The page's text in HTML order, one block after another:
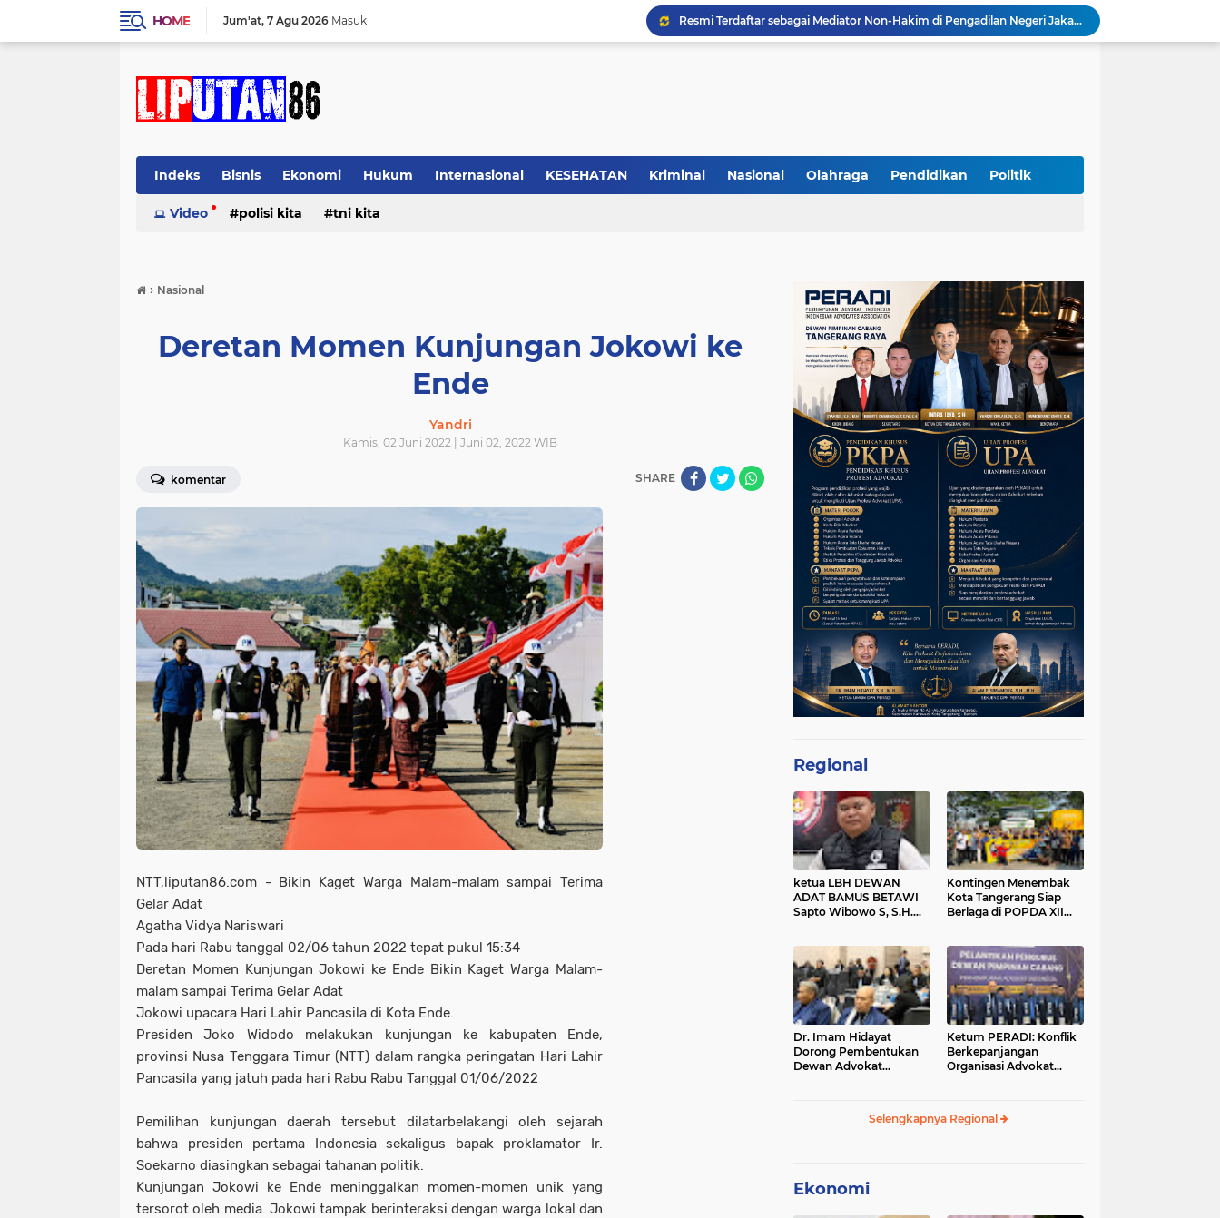
HOME Jum'at 7 Agu 2026 Masuk
Resmi Terdaftar sebagai Mediator Non-Hakim di Pengadilan Negeri Jakarta Selatan, Yandri, S.H. Siap Mengedepankan Keadilan Melalui Jalur Perdamaian
Yandri SH Kawal APDESI di Gugatan PSN PIK 2, Tegaskan Komitmen pada Supremasi Hukum
ketua LBH DEWAN ADAT BAMUS BETAWI Sapto Wibowo S, S.H. Jalih Pitoeng Salah Alamat Mengenai Statement di Media
Indeks Bisnis Ekonomi Hukum Internasional KESEHATAN Kriminal Nasional Olahraga Pendidikan Politik
Video polisi kita tni kita
› Nasional
Deretan Momen Kunjungan Jokowi ke
Ende
Yandri
Kamis, 02 Juni 2022 | Juni 02, 2022 WIB
komentar SHARE
NTT,liputan86.com - Bikin Kaget Warga Malam-malam sampai Terima
Gelar Adat
Agatha Vidya Nariswari
Pada hari Rabu tanggal 02/06 tahun 2022 tepat pukul 15:34
Deretan Momen Kunjungan Jokowi ke Ende Bikin Kaget Warga Malam-
malam sampai Terima Gelar Adat
Jokowi upacara Hari Lahir Pancasila di Kota Ende.
Presiden Joko Widodo melakukan kunjungan ke kabupaten Ende,
provinsi Nusa Tenggara Timur (NTT) dalam rangka peringatan Hari Lahir
Pancasila yang jatuh pada hari Rabu Rabu Tanggal 01/06/2022
Pemilihan kunjungan daerah tersebut dilatarbelakangi oleh sejarah
bahwa presiden pertama Indonesia sekaligus bapak proklamator Ir.
Soekarno diasingkan sebagai tahanan politik.
Kunjungan Jokowi ke Ende meninggalkan momen-momen unik yang
tersorot oleh media. Jokowi tampak berinteraksi dengan warga lokal dan
Regional
ketua LBH DEWAN
ADAT BAMUS BETAWI
Sapto Wibowo S, S.H.
Statement di Media
Kontingen Menembak
Kota Tangerang Siap
Berlaga di POPDA XII
Dr. Imam Hidayat
Dorong Pembentukan
Dewan Advokat
Ketum PERADI: Konflik
Berkepanjangan
Organisasi Advokat
Selengkapnya Regional
Ekonomi